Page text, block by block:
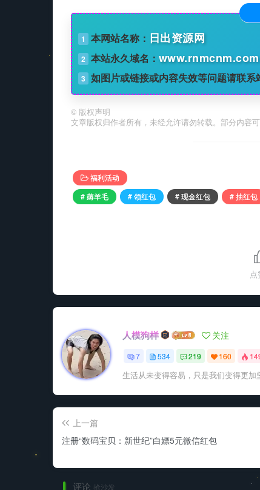
1 本网站名称： 日出资源网
2 本站永久域名： www.rnmcnm.com
3 如图片或链接或内容失效等问题请联
© 版权声明
文章版权归作者所有，未经允许请勿转载。部分内容
福利活动
# 薅羊毛
# 领红包 # 现金红包 # 抽红包
点
人模狗样 关注
7 534 219 160
生活从未变得容易，只是我们变得更加
上一篇
注册“数码宝贝：新世纪”白嫖5元微信红包
评论 抢沙发